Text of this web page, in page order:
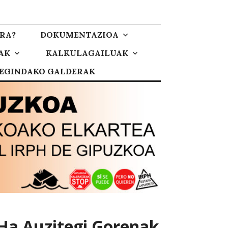
DOKUMENTAZIOA
KALKULAGAILUAK
GALDERAK